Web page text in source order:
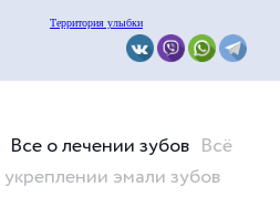
Все о лечении зубов Всё
эмали зубов